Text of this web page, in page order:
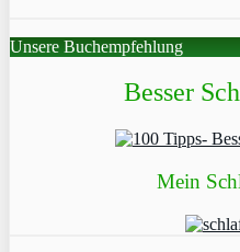
Unsere Buchempfehlung
Besser
Mein